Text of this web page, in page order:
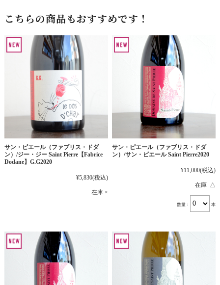
こちらの商品もおすすめです！
サン・ピエール（ファブリス・ドダ
ン）/ジー・ジー Saint Pierre【Fabrice
Dodane】G.G2020
¥5,830(税込)
在庫 ×
サン・ピエール（ファブリス・ドダ
ン）/サン・ピエール Saint Pierre2020
¥11,000(税込)
在庫 △
数量： 本